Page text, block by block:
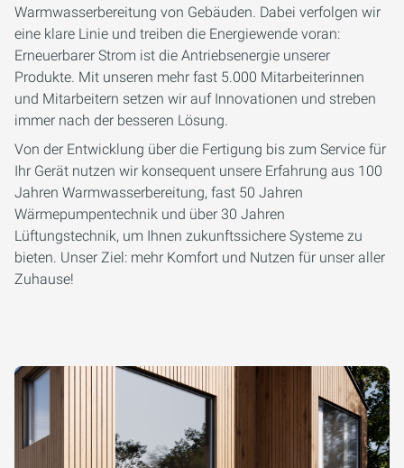
Warmwasserbereitung von Gebäuden. Dabei verfolgen wir
eine klare Linie und treiben die Energiewende voran:
Erneuerbarer Strom ist die Antriebsenergie unserer
Produkte. Mit unseren mehr fast 5.000 Mitarbeiterinnen
und Mitarbeitern setzen wir auf Innovationen und streben
immer nach der besseren Lösung.
Von der Entwicklung über die Fertigung bis zum Service für
Ihr Gerät nutzen wir konsequent unsere Erfahrung aus 100
Jahren Warmwasserbereitung, fast 50 Jahren
Wärmepumpentechnik und über 30 Jahren
Lüftungstechnik, um Ihnen zukunftssichere Systeme zu
bieten. Unser Ziel: mehr Komfort und Nutzen für unser aller
Zuhause!